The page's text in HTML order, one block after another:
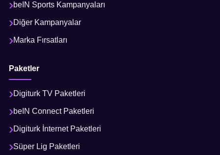
beIN Sports Kampanyaları
Diğer Kampanyalar
Marka Fırsatları
Paketler
Digiturk TV Paketleri
beIN Connect Paketleri
Digiturk İnternet Paketleri
Süper Lig Paketleri